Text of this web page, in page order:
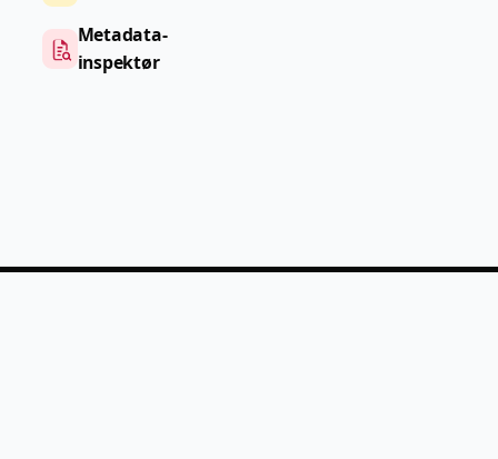
Metadata-
inspektør